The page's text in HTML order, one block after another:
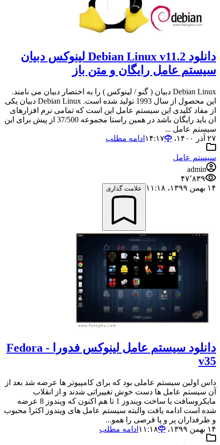
دانلود Debian Linux v11.2 لینوکس دبیان
سیستم عامل رایگان و متن باز
Debian Linux دبیان ( گنو / لینوکس ) را به اختصار دبیان می نامند.
این محصول از سال 1993 تولید شده است. Debian Linux دبیان یکی
از مفاد کلیدی این سیستم عامل این است که تمامی نرم افزارهای
ان باید رایگان باشد در همین راستا مجموعه 37/500 از پیش برای این
سیستم عامل ...
۲۷ آذر ۱۴۰۰،‏ ۱۴:۱۷
ادامه مطلب
سیستم عامل
admin
۴۷٬۸۳۹
۱۴ بهمن ۱۳۹۹،‏ ۱۱:۱۸
علامت گذاری
دانلود سیستم عامل لینوکس فدورا - Fedora
v35
داس اولین سیستم عاملی بود که برای کامپیوتر ها عرضه شد بعد از
آن سیستم عامل ها دست خوش تغییراتی شدند و از انقلاب
مایکروسافت با ساخت ویندوز 1 تا هم اکنون که ویندوز 8 عرضه
شده است ادامه یافت والبته سیستم عامل های ویندوز اکثرا محبوب
و طرفداران پر و پا قرصی را همو...
۱۴ بهمن ۱۳۹۹،‏ ۱۱:۱۸
ادامه مطلب